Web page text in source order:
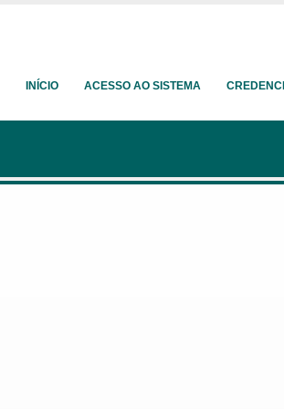
INÍCIO ACESSO AO SISTEMA